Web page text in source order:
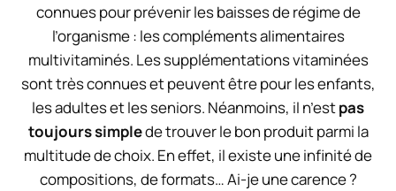
connues pour prévenir les baisses de régime de
l’organisme : lescompléments alimentaires
multivitaminés. Les supplémentations vitaminées
sont très connues et peuvent être pour les enfants,
les adultes et les seniors. Néanmoins, il n’estpas
toujours simplede trouver le bon produit parmi la
multitude de choix. En effet, il existe une infinité de
compositions, de formats… Ai-je une carence ?